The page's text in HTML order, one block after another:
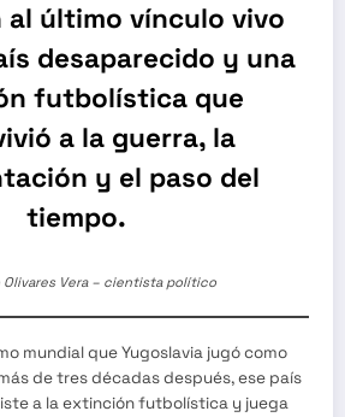
último vínculo vivo
desaparecido y una
futbolística que
a la guerra, la
y el paso del
tiempo.
Olivares Vera – cientista político
mundial que Yugoslavia jugó como
de tres décadas después, ese país
a la extinción futbolística y juega